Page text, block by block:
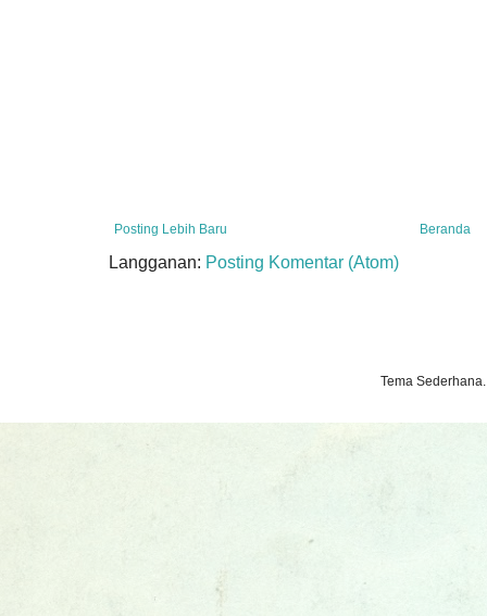
Posting Lebih Baru Beranda
Langganan: Posting Komentar (Atom)
Tema